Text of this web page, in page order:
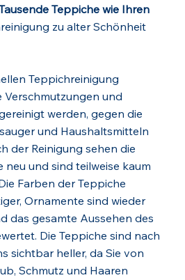
Teppiche wie Ihren
zu alter Schönheit
Teppichreinigung
und
werden, gegen die
und Haushaltsmitteln
der Reinigung sehen die
neu und sind teilweise kaum
Farben der Teppiche
Ornamente sind wieder
das gesamte Aussehen des
Die Teppiche sind nach
sichtbar heller, da Sie von
Schmutz und Haaren